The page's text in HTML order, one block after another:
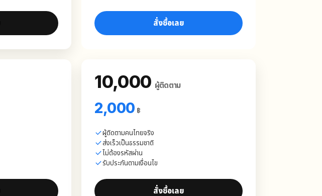
สั่งซื้อเลย
10,000 ผู้ติดตาม
2,000 ฿
ผู้ติดตามคนไทยจริง
ส่งเร็วเป็นธรรมชาติ
ไม่ต้องรหัสผ่าน
รับประกันตามเงื่อนไข
สั่งซื้อเลย